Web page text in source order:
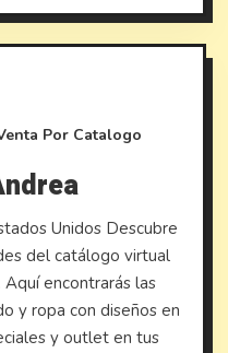
Por Catalogo
Unidos Descubre
del catálogo virtual
encontrarás las
y ropa con diseños en
y outlet en tus